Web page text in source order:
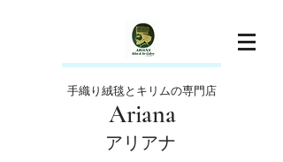
手織り絨毯とキリムの専門店
Ariana
アリアナ